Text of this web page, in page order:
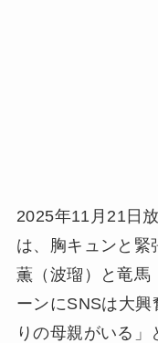
2025年11月21日
は、胸キュンと緊
薫（波瑠）と竜馬
ーンにSNSは大
りの母親がいる